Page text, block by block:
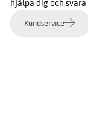
hjälpa dig och
Kundservice